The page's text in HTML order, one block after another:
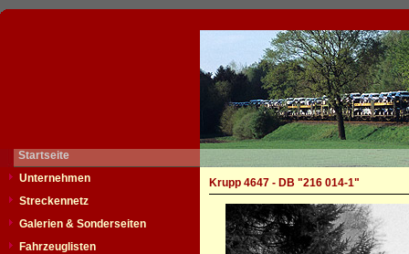
Startseite
Unternehmen
Streckennetz
Galerien & Sonderseiten
Fahrzeuglisten
Krupp 4647 - DB "216 014-1"